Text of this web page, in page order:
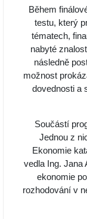
Během
testu, který
tématech,
nabyté
následně
možnost
dovednosti a
Součástí
Jednou z
Ekonomie
vedla Ing. Jana
ekonomie
rozhodování v